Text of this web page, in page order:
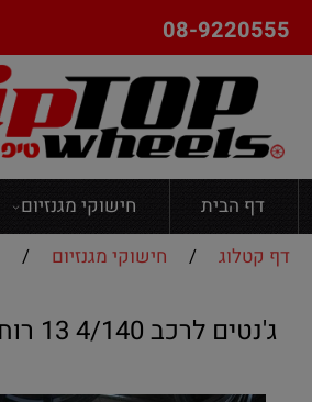
08-9220555
דף הבית חישוקי מגנזיום
דף קטלוג
/ חישוקי מגנזיום /
ג'נטים לרכב 4/140 13 רוחב 5 ET42 CB95